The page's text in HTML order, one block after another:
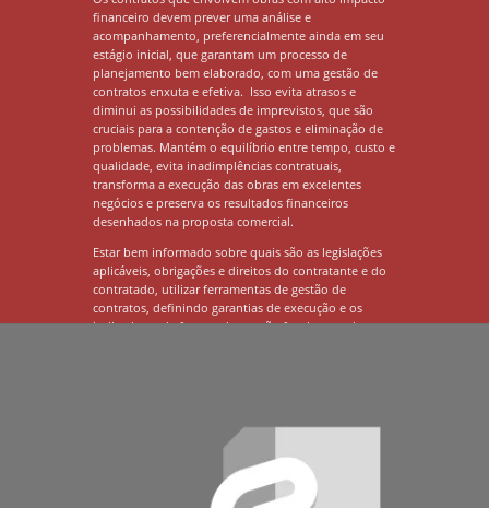
financeiro devem prever uma análise e
acompanhamento, preferencialmente ainda em seu
estágio inicial, que garantam um processo de
planejamento bem elaborado, com uma gestão de
contratos enxuta e efetiva. Isso evita atrasos e
diminui as possibilidades de imprevistos, que são
cruciais para a contenção de gastos e eliminação de
problemas. Mantém o equilíbrio entre tempo, custo e
qualidade, evita inadimplências contratuais,
transforma a execução das obras em excelentes
negócios e preserva os resultados financeiros
desenhados na proposta comercial.
Estar bem informado sobre quais são as legislações
aplicáveis, obrigações e direitos do contratante e do
contratado, utilizar ferramentas de gestão de
contratos, definindo garantias de execução e os
indicadores de fornecedores, são fundamentais em